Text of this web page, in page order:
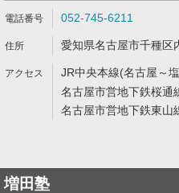
052-745-6211
愛知県名古屋市千種区
JR中央本線(名古屋～
名古屋市営地下鉄桜通
名古屋市営地下鉄東山
増田塾